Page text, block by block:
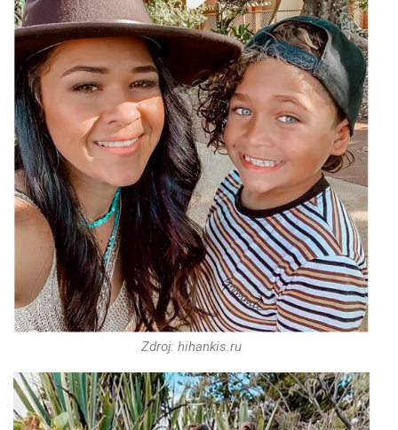
Zdroj: hihankis.ru